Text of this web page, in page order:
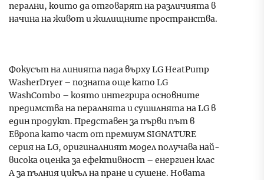
перални, които да отговарят на различията в
начина на живот и жилищните пространства.
Фокусът на линията пада върху LG HeatPump
WasherDryer – позната още като LG
WashCombo – която интегрира основните
предимства на пералнята и сушилнята на LG в
един продукт. Представен за първи път в
Европа като част от премиум SIGNATURE
серия на LG, оригиналният модел получава най-
висока оценка за ефективност – енергиен клас
A за пълния цикъл на пране и сушене. Новата